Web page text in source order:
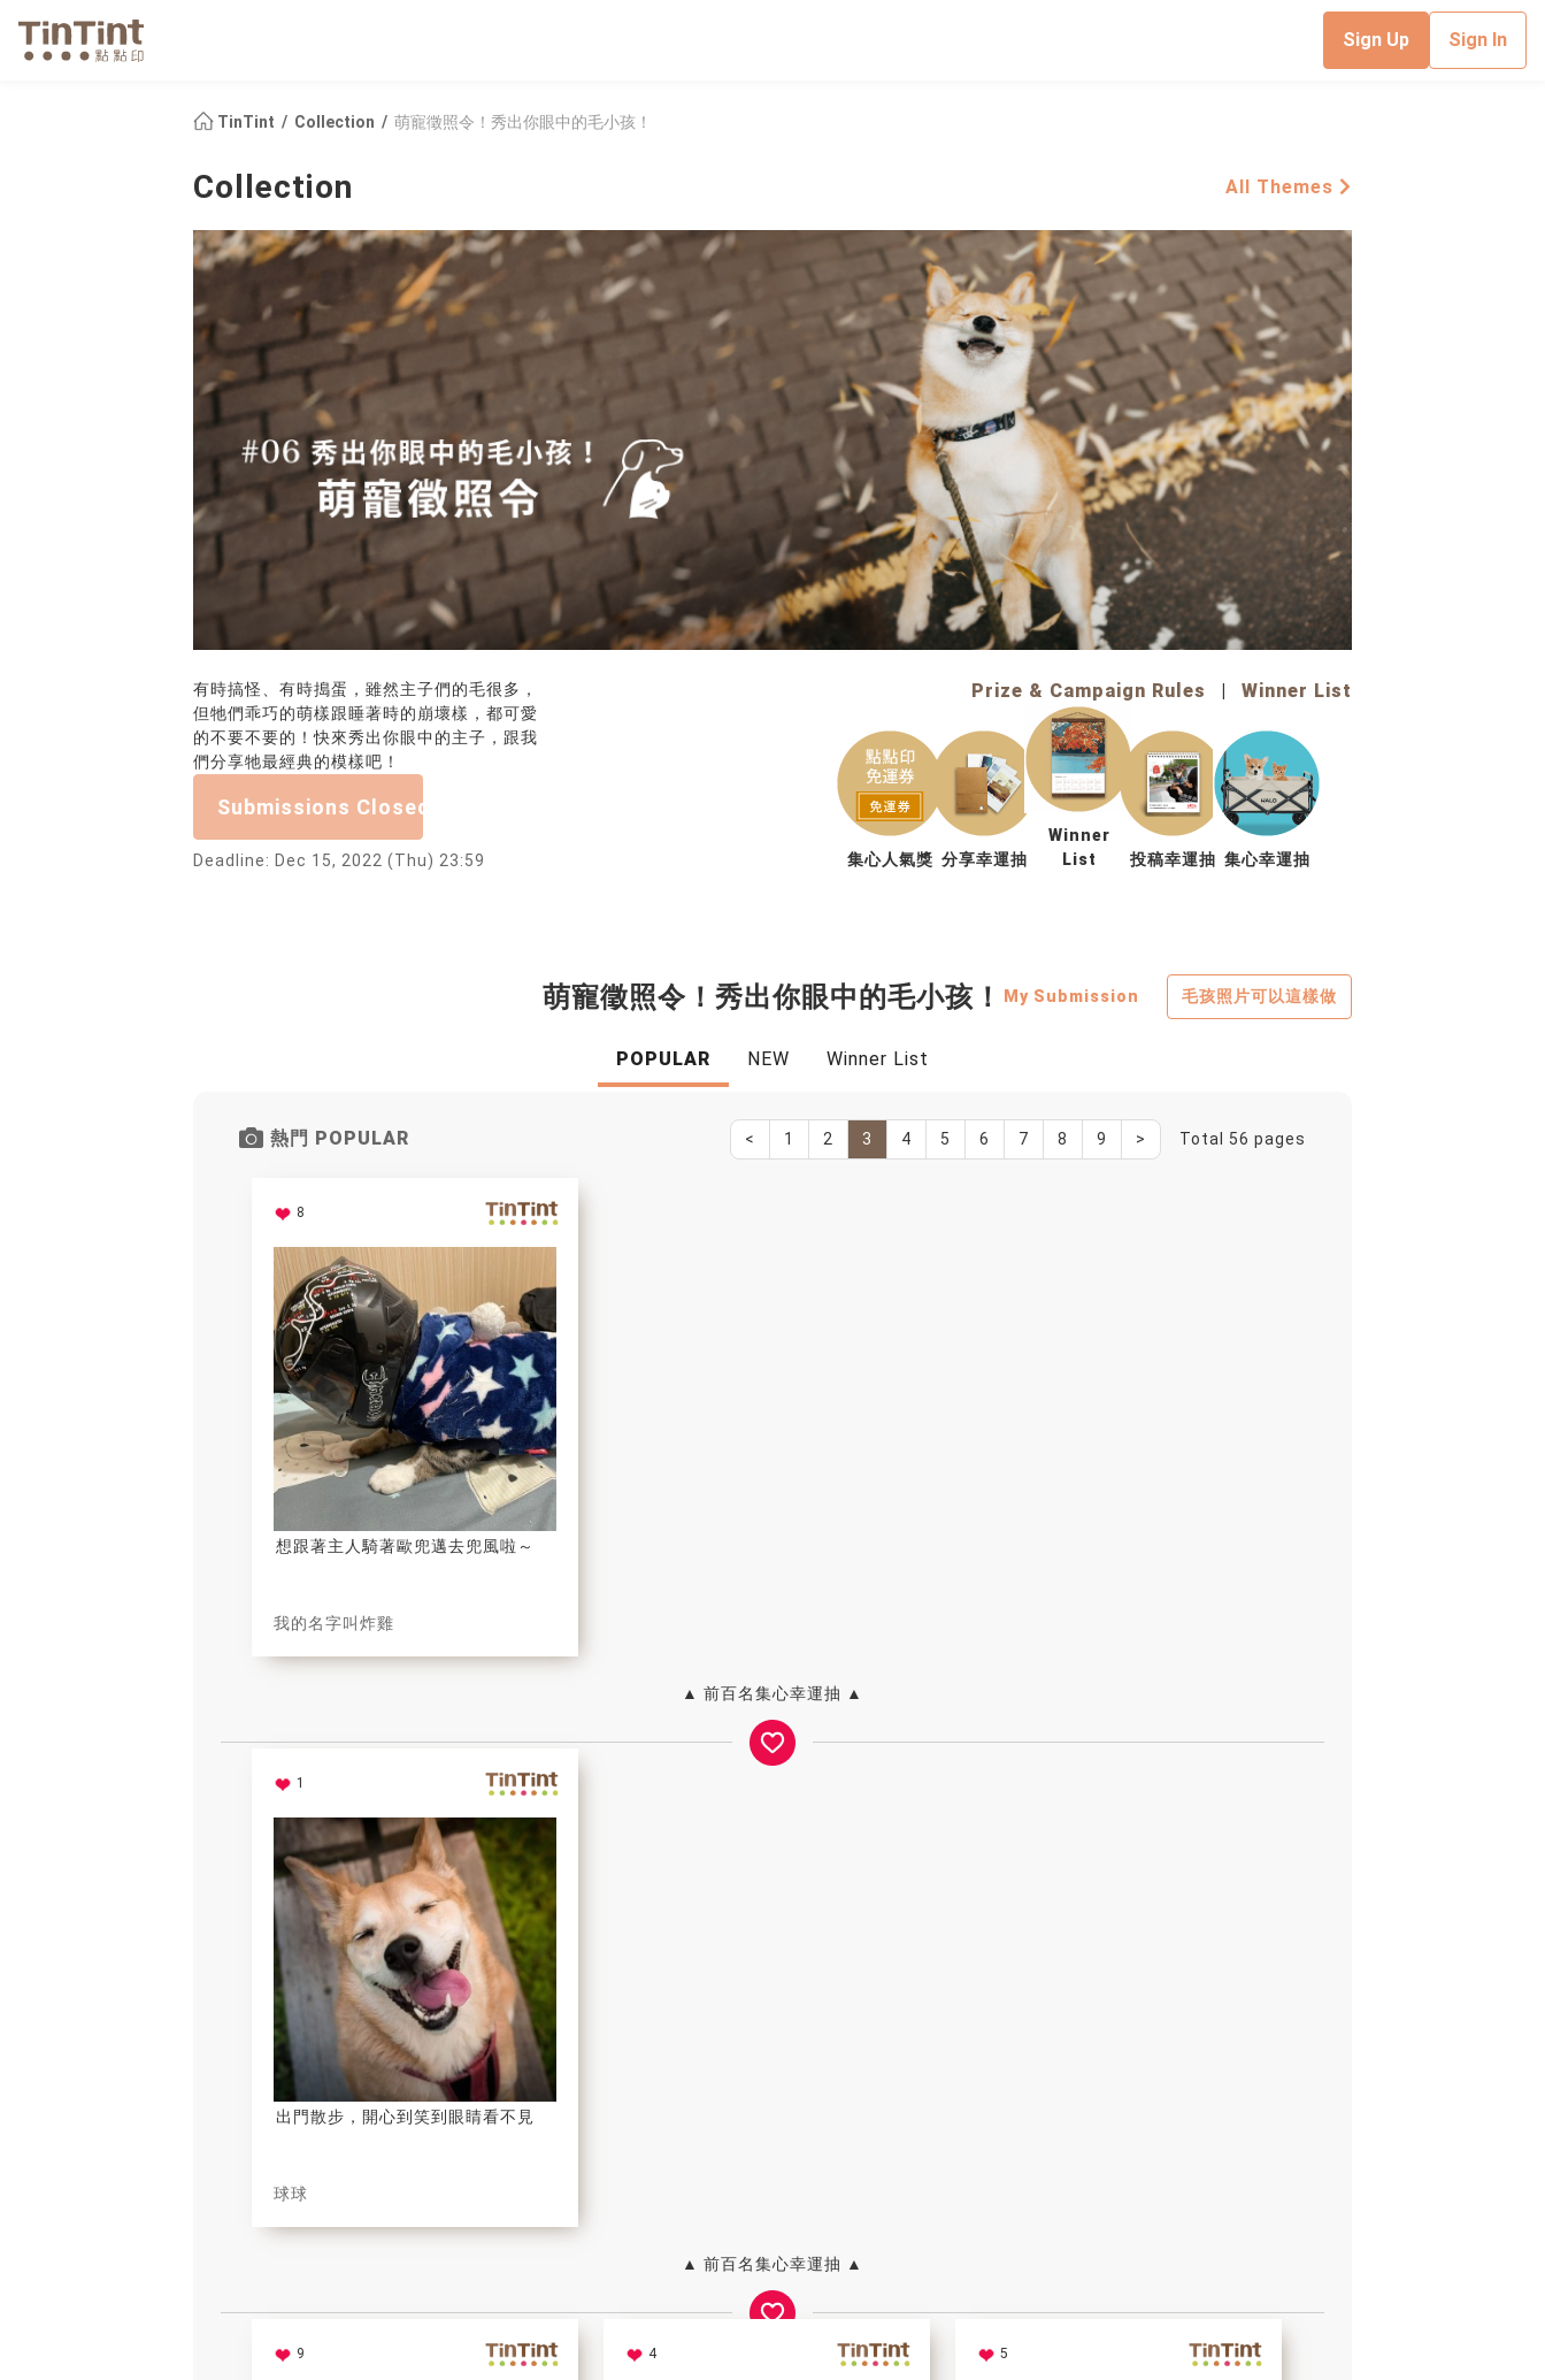
Sign Up Sign In
TinTint Collection 萌寵徵照令！秀出你眼中的毛小孩！
Collection All Themes
有時搞怪、有時搗蛋，雖然主子們的毛很多，
但牠們乖巧的萌樣跟睡著時的崩壞樣，都可愛
的不要不要的！快來秀出你眼中的主子，跟我
們分享牠最經典的模樣吧！
Submissions Closed
Deadline: Dec 15, 2022 (Thu) 23:59
Prize & Campaign Rules | Winner List
集心人氣獎 分享幸運抽
Winner
List
投稿幸運抽 集心幸運抽
萌寵徵照令！秀出你眼中的毛小孩！ My Submission 毛孩照片可以這樣做
POPULAR NEW Winner List
熱門 POPULAR < 1 2 3 4 5 6 7 8 9 > Total 56 pages
8
想跟著主人騎著歐兜邁去兜風啦～
我的名字叫炸雞
▲ 前百名集心幸運抽 ▲
1
出門散步，開心到笑到眼睛看不見
球球
▲ 前百名集心幸運抽 ▲
9 4 5